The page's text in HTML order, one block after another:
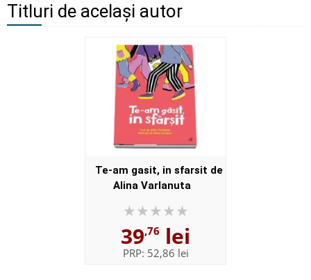
Titluri de același autor
Te-am gasit, in sfarsit de
Alina Varlanuta
39,76 lei
PRP: 52,86 lei